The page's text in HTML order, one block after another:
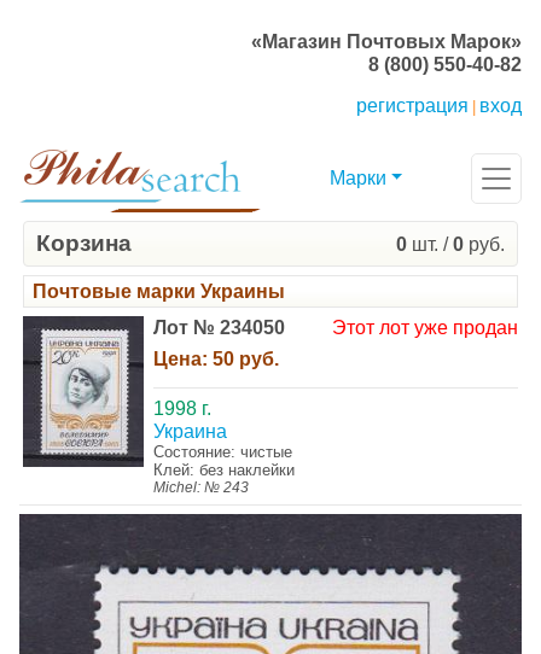
«Магазин Почтовых Марок»
8 (800) 550-40-82
регистрация
вход
Марки
Корзина 0 шт. /0 руб.
Почтовые марки Украины
Лот № 234050
Цена: 50 руб.
Этот лот уже продан
1998 г.
Украина
Состояние: чистые
Клей: без наклейки
Michel: № 243